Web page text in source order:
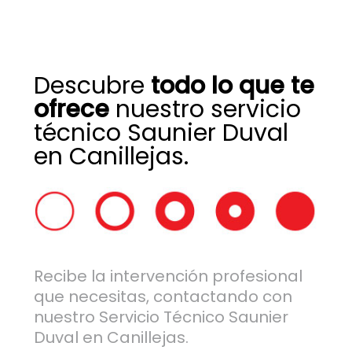
Descubre todo lo que te
ofrecenuestro servicio
técnico Saunier Duval
en Canillejas.
Recibe la intervención profesional
que necesitas, contactando con
nuestro Servicio Técnico Saunier
Duval en Canillejas.